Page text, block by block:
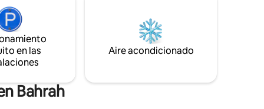
detrás
un espacio totalmente equipado que
tiene todo lo que necesitas. Ideal para
parejas o viajeros solitarios que buscan
una experiencia distintiva, elegante y
en las
Aire acondicionado
Bahrah